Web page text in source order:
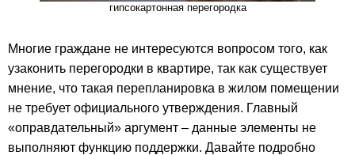
гипсокартонная перегородка
Многие граждане не интересуются вопросом того, как
узаконить перегородки в квартире, так как существует
мнение, что такая перепланировка в жилом помещении
не требует официального утверждения. Главный
«оправдательный» аргумент – данные элементы не
выполняют функцию поддержки. Давайте подробно